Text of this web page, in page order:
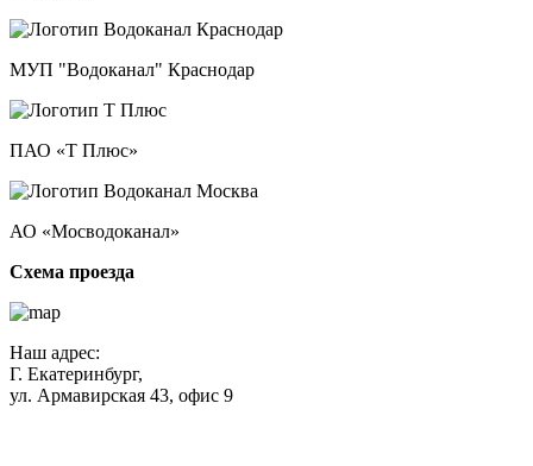
МУП "Водоканал" Краснодар
ПАО «Т Плюс»
АО «Мосводоканал»
Схема проезда
Наш адрес:
Г. Екатеринбург,
ул. Армавирская 43, офис 9